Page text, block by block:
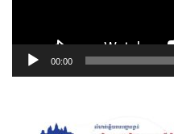
00:00